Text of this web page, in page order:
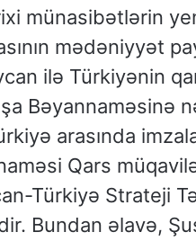
münasibətlərin
mədəniyyət
ilə Türkiyənin
Bəyannaməsinə
arasında
Qars
Türkiyə Strateji
Bundan əlavə,